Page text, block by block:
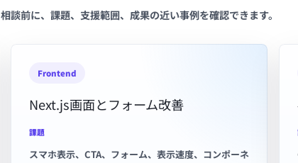
相談前に、課題、支援範囲、成果の近い事例を確認できます。
Frontend
Next.js画面とフォーム改善
課題
スマホ表示、CTA、フォーム、表示速度、コンポーネ